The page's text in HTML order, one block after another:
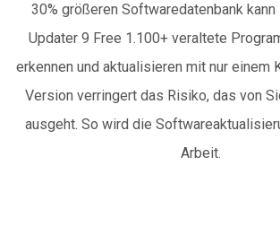
30% größeren Softwaredatenbank
Updater 9 Free 1.100+ veraltete
erkennen und aktualisieren mit nur einem
Version verringert das Risiko, das von
ausgeht. So wird die
Arbeit.